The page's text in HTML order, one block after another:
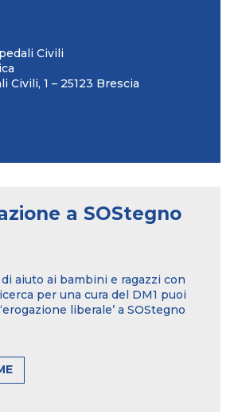
Civili
Civili, 1 – 25123 Brescia
a SOStegno
aiuto ai bambini e ragazzi con
per una cura del DM1 puoi
liberale’ a SOStegno